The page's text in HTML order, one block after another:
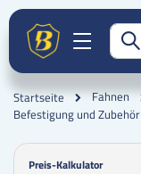
Startseite Fahnen
Befestigung und Zubehör
Preis-Kalkulator